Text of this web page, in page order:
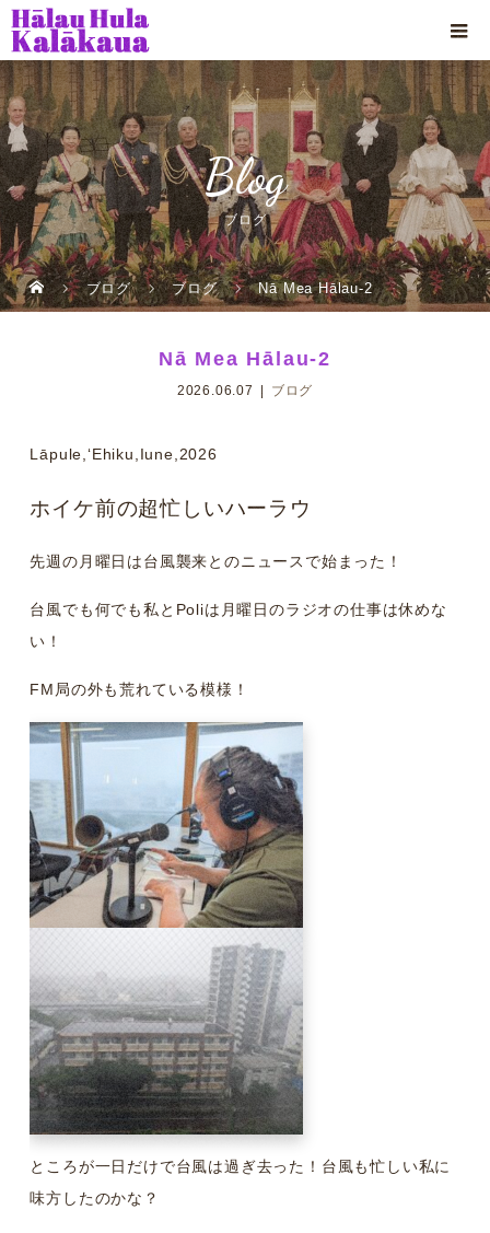
Blog
ブログ
ブログ ブログ Nā Mea Hālau-2
Nā Mea Hālau-2
2026.06.07 ブログ
Lāpule,ʻEhiku,Iune,2026
ホイケ前の超忙しいハーラウ
先週の月曜日は台風襲来とのニュースで始まった！
台風でも何でも私とPoliは月曜日のラジオの仕事は休めな
い！
FM局の外も荒れている模様！
ところが一日だけで台風は過ぎ去った！台風も忙しい私に
味方したのかな？